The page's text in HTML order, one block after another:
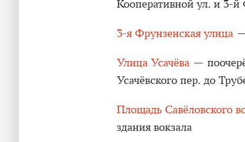
Кооперативной ул. и 3-й
3-я Фрунзенская улица
Улица Усачёва —
Усачёвского пер. до
Площадь Савёловского
здания вокзала